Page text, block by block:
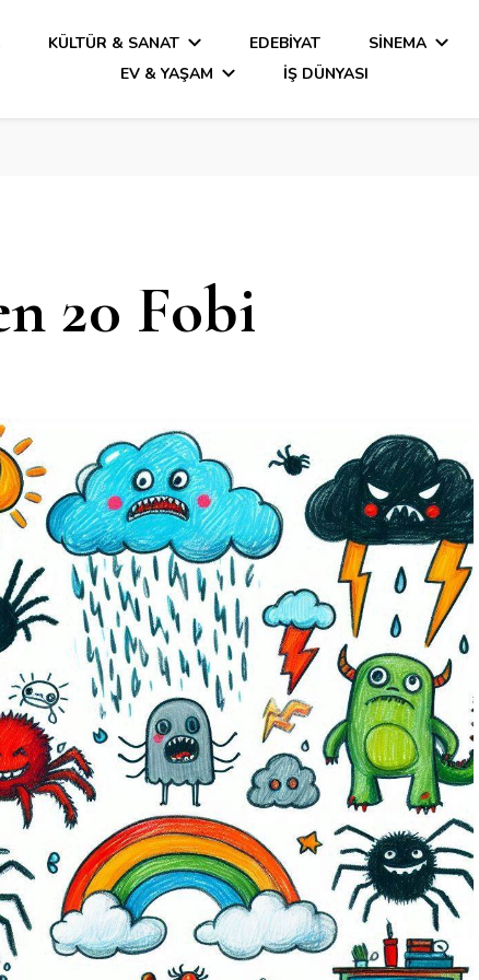
KÜLTÜR & SANAT EDEBIYAT SINEMA
EV & YAŞAM
İŞ DÜNYASI
20 Fobi